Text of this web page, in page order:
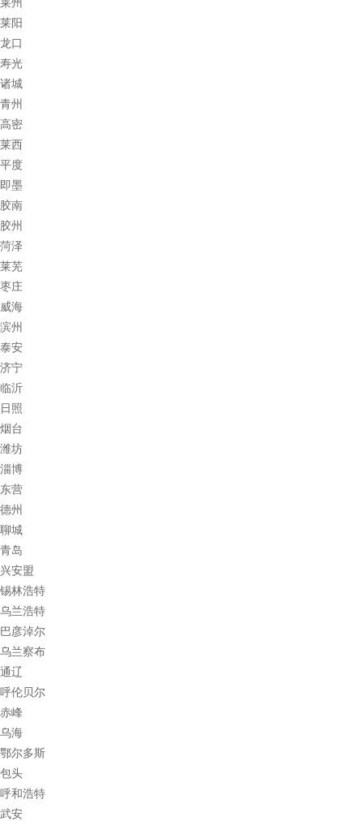
莱阳
龙口
寿光
诸城
青州
高密
莱西
平度
即墨
胶南
胶州
菏泽
莱芜
枣庄
威海
滨州
泰安
济宁
临沂
日照
烟台
潍坊
淄博
东营
德州
聊城
青岛
兴安盟
锡林浩特
乌兰浩特
巴彦淖尔
乌兰察布
通辽
呼伦贝尔
赤峰
乌海
鄂尔多斯
包头
呼和浩特
武安